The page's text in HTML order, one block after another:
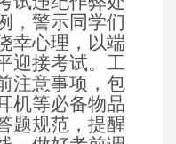
，警示同学们
幸心理，以端
迎接考试。工
注意事项，包
机等必备物品
题规范，提醒